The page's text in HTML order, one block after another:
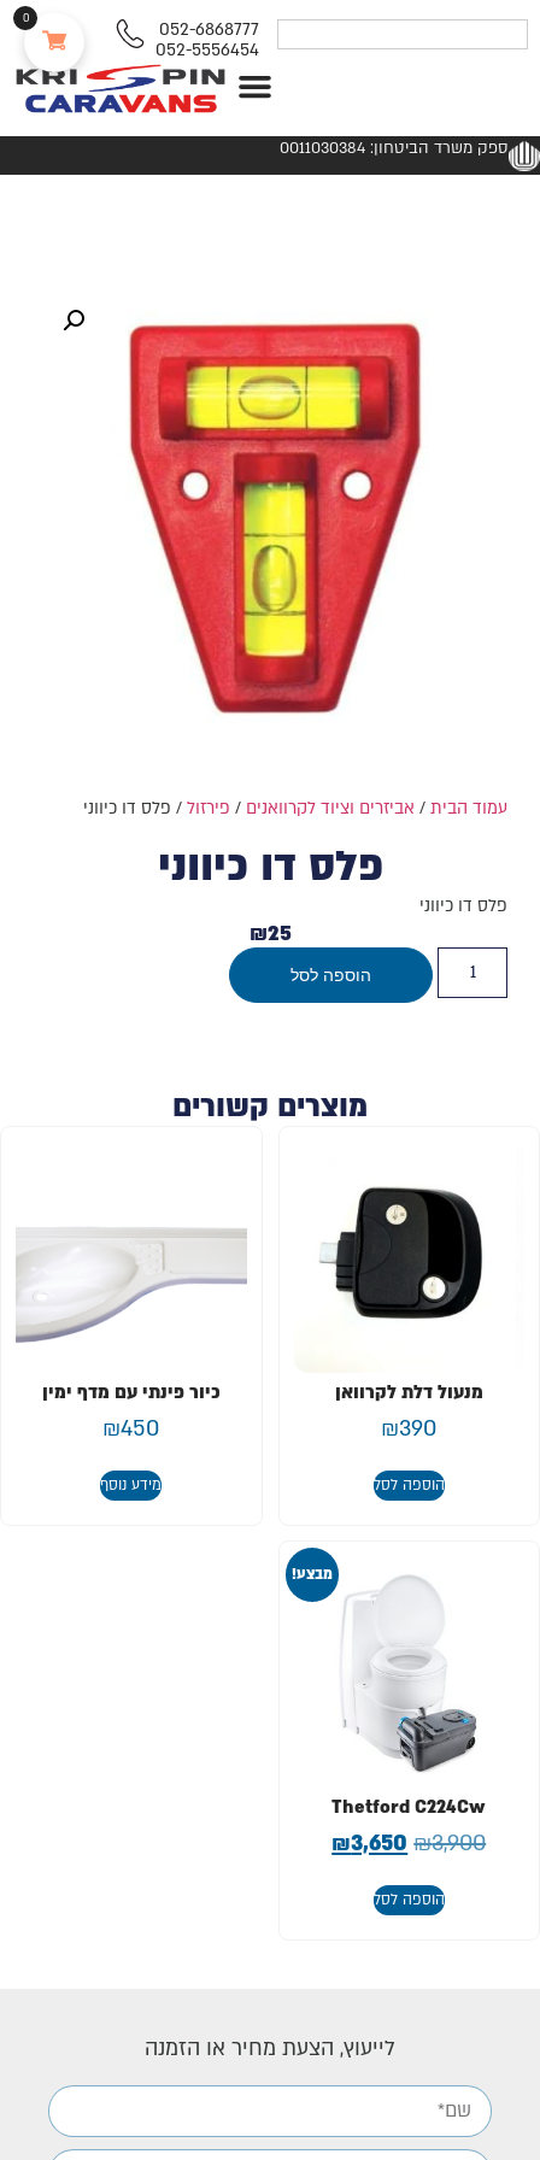
052-6868777
052-5556454
ספק משרד הביטחון: 0011030384
עמוד הבית/ אביזרים וציוד לקרוואנים / פירזול/ פלס דו כיווני
פלס דו כיווני
פלס דו כיווני
₪25
הוספה לסל
מוצרים קשורים
מנעול דלת לקרוואן
₪390
הוספה לסל
כיור פינתי עם מדף ימין
₪450
מידע נוסף
מבצע!
Thetford C224Cw
₪3,900
₪3,650
הוספה לסל
לייעוץ, הצעת מחיר או הזמנה
0